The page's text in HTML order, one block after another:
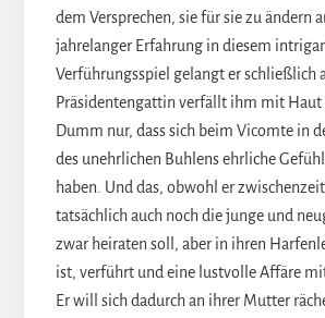
dem Versprechen, sie für sie zu ändern
jahrelanger Erfahrung in diesem
Verführungsspiel gelangt er schließlich
Präsidentengattin verfällt ihm mit Haut
Dumm nur, dass sich beim Vicomte in
des unehrlichen Buhlens ehrliche
haben. Und das, obwohl er
tatsächlich auch noch die junge und
zwar heiraten soll, aber in ihren
ist, verführt und eine lustvolle Affäre
Er will sich dadurch an ihrer Mutter